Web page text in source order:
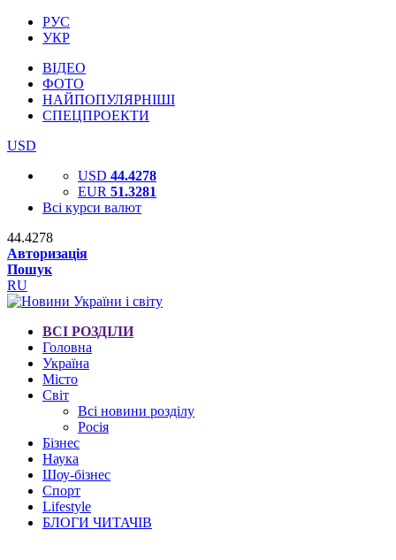
РУС
УКР
ВІДЕО
ФОТО
НАЙПОПУЛЯРНІШІ
СПЕЦПРОЕКТИ
USD
USD 44.4278
EUR 51.3281
Всі курси валют
44.4278
Авторизація
Пошук
RU
ВСІ РОЗДІЛИ
Головна
Україна
Місто
Світ
Всі новини розділу
Росія
Бізнес
Наука
Шоу-бізнес
Спорт
Lifestyle
БЛОГИ ЧИТАЧІВ